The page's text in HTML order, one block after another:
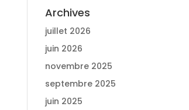
Archives
juillet 2026
juin 2026
novembre 2025
septembre 2025
juin 2025